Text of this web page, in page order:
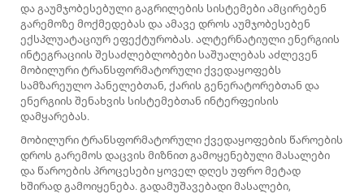
და გაუმჯობესებული გაგრილების სისტემები ამცირებენ
გარემოზე მოქმედებას და ამავე დროს აუმჯობესებენ
ექსპლუატაციურ ეფექტურობას. ალტერნატიული ენერგიის
ინტეგრაციის შესაძლებლობები საშუალებას აძლევენ
მობილური ტრანსფორმატორული ქვედაყოფებს
სამზარეულო პანელებთან, ქარის გენერატორებთან და
ენერგიის შენახვის სისტემებთან ინტერფეისის
დამყარებას.
Მობილური ტრანსფორმატორული ქვედაყოფების წაროების
დროს გარემოს დაცვის მიზნით გამოყენებული მასალები
და წაროების პროცესები ყოველ დღეს უფრო მეტად
ხშირად გამოიყენება. გადამუშავებადი მასალები,